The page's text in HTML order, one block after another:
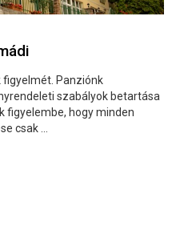
figyelmét. Panziónk
szabályok betartása
figyelembe, hogy minden
csak ...